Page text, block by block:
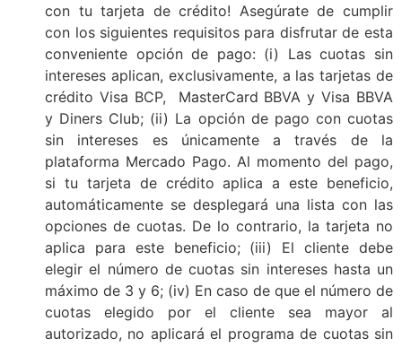
con tu tarjeta de crédito! Asegúrate de cumplir
con los siguientes requisitos para disfrutar de esta
conveniente opción de pago: (i) Las cuotas sin
intereses aplican, exclusivamente, a las tarjetas de
crédito Visa BCP, MasterCard BBVA y Visa BBVA
y Diners Club; (ii) La opción de pago con cuotas
sin intereses es únicamente a través de la
plataforma Mercado Pago. Al momento del pago,
si tu tarjeta de crédito aplica a este beneficio,
automáticamente se desplegará una lista con las
opciones de cuotas. De lo contrario, la tarjeta no
aplica para este beneficio; (iii) El cliente debe
elegir el número de cuotas sin intereses hasta un
máximo de 3 y 6; (iv) En caso de que el número de
cuotas elegido por el cliente sea mayor al
autorizado, no aplicará el programa de cuotas sin